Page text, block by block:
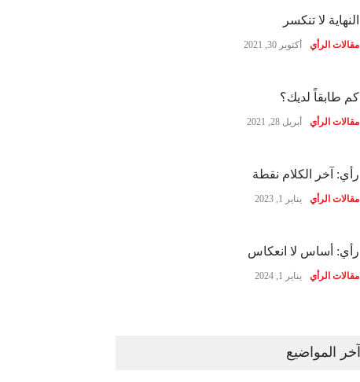
النهاية لا تنكسر
مقالات الرأي أكتوبر 30, 2021
كم طابقاً لديك؟
مقالات الرأي أبريل 28, 2021
رأي: آخر الكلام نقطة
مقالات الرأي يناير 1, 2023
رأي: أساس لا انعكاس
مقالات الرأي يناير 1, 2024
آخر المواضيع